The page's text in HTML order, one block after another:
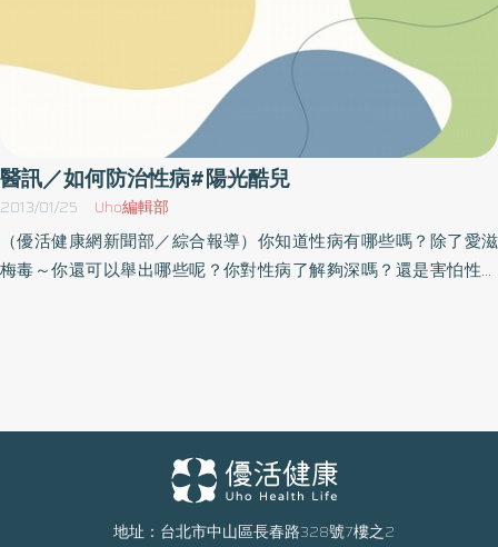
醫訊／如何防治性病#陽光酷兒
2013/01/25 Uho編輯部
（優活健康網新聞部／綜合報導）你知道性病有哪些嗎？除了愛滋
梅毒～你還可以舉出哪些呢？你對性病了解夠深嗎？還是害怕性病
（高雄新興區河南1路120號）洽詢：07-235 1010
地址：台北市中山區長春路328號7樓之2